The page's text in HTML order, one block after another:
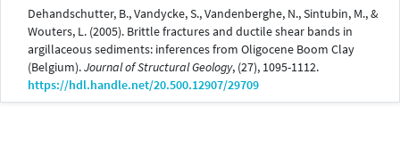
Dehandschutter, B., Vandycke, S., Vandenberghe, N., Sintubin, M., &
Wouters, L. (2005). Brittle fractures and ductile shear bands in
argillaceous sediments: inferences from Oligocene Boom Clay
(Belgium).Journal of Structural Geology, (27), 1095-1112.
https://hdl.handle.net/20.500.12907/29709